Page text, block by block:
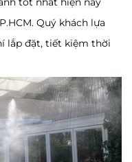
Quý khách lựa
lắp đặt, tiết kiệm thời